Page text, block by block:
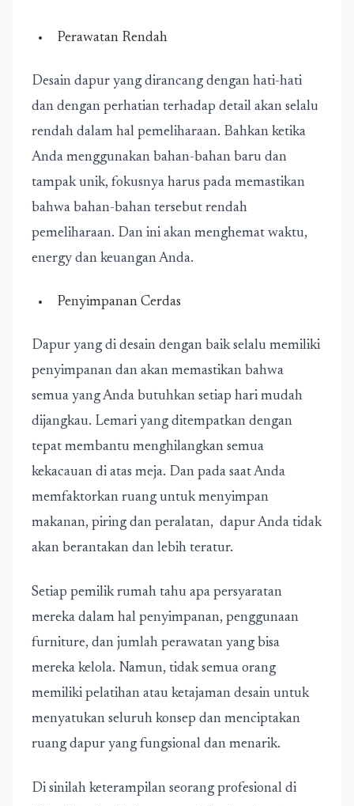
Perawatan Rendah
Desain dapur yang dirancang dengan hati-hati
dan dengan perhatian terhadap detail akan selalu
rendah dalam hal pemeliharaan. Bahkan ketika
Anda menggunakan bahan-bahan baru dan
tampak unik, fokusnya harus pada memastikan
bahwa bahan-bahan tersebut rendah
pemeliharaan. Dan ini akan menghemat waktu,
energy dan keuangan Anda.
Penyimpanan Cerdas
Dapur yang di desain dengan baik selalu memiliki
penyimpanan dan akan memastikan bahwa
semua yang Anda butuhkan setiap hari mudah
dijangkau. Lemari yang ditempatkan dengan
tepat membantu menghilangkan semua
kekacauan di atas meja. Dan pada saat Anda
memfaktorkan ruang untuk menyimpan
makanan, piring dan peralatan, dapur Anda tidak
akan berantakan dan lebih teratur.
Setiap pemilik rumah tahu apa persyaratan
mereka dalam hal penyimpanan, penggunaan
furniture, dan jumlah perawatan yang bisa
mereka kelola. Namun, tidak semua orang
memiliki pelatihan atau ketajaman desain untuk
menyatukan seluruh konsep dan menciptakan
ruang dapur yang fungsional dan menarik.
Di sinilah keterampilan seorang profesional di